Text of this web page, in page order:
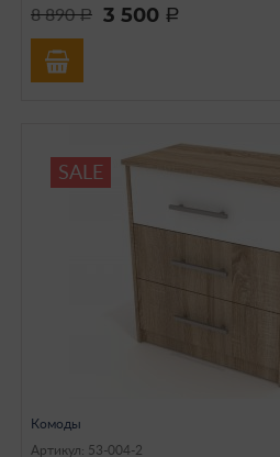
8 890a 3 500 a
SALE
Комоды
Артикул: 53-004-2